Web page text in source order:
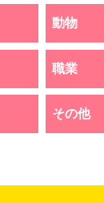
動物
職業
その他